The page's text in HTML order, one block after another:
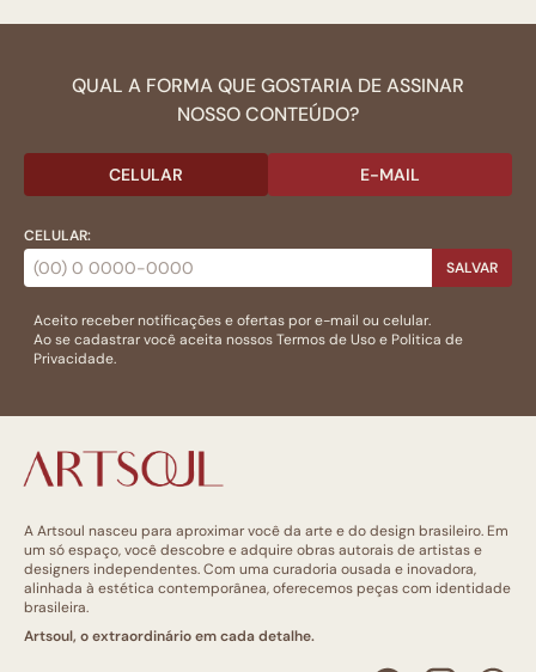
QUAL A FORMA QUE GOSTARIA DE ASSINAR
NOSSO CONTEÚDO?
CELULAR E-MAIL
CELULAR:
SALVAR
Aceito receber notificações e ofertas por e-mail ou celular.
Ao se cadastrar você aceita nossosTermos de Usoe Politica de
Privacidade.
A Artsoul nasceu para aproximar você da arte e do design brasileiro. Em
um só espaço, você descobre e adquire obras autorais de artistas e
designers independentes. Com uma curadoria ousada e inovadora,
alinhada à estética contemporânea, oferecemos peças com identidade
brasileira.
Artsoul, o extraordinário em cada detalhe.